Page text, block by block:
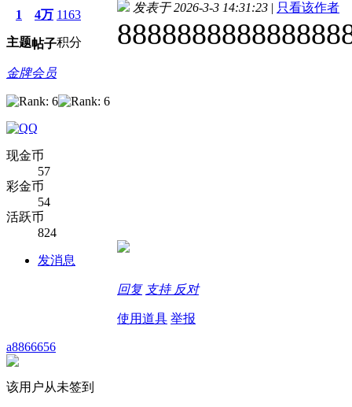
1
主题
4万
帖子
1163
积分
金牌会员
现金币
57
彩金币
54
活跃币
824
发消息
发表于 2026-3-3 14:31:23 | 只看该作者
回复 支持 反对
使用道具 举报
a8866656
该用户从未签到